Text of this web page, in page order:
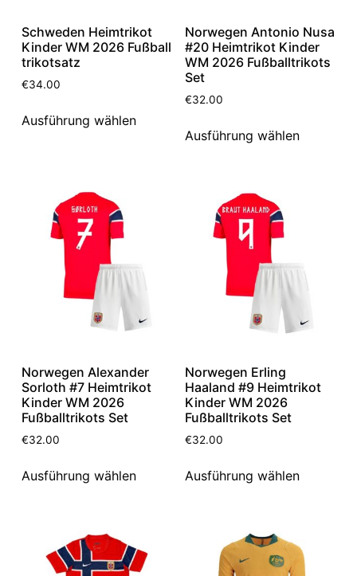
Schweden Heimtrikot
Kinder WM 2026 Fußball
trikotsatz
€34.00
Ausführung wählen
Norwegen Antonio Nusa
#20 Heimtrikot Kinder
WM 2026 Fußballtrikots
Set
€32.00
Ausführung wählen
Norwegen Alexander
Sorloth #7 Heimtrikot
Kinder WM 2026
Fußballtrikots Set
€32.00
Ausführung wählen
Norwegen Erling
Haaland #9 Heimtrikot
Kinder WM 2026
Fußballtrikots Set
€32.00
Ausführung wählen